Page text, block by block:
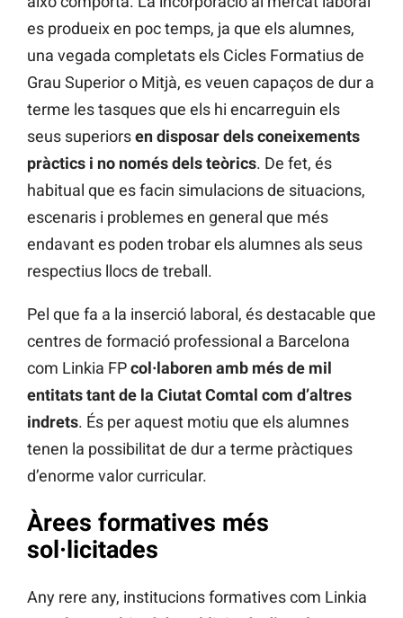
es produeix en poc temps, ja que els alumnes,
una vegada completats els Cicles Formatius de
Grau Superior o Mitjà, es veuen capaços de dur a
terme les tasques que els hi encarreguin els
seus superiorsen disposar dels coneixements
pràctics i no només dels teòrics. De fet, és
habitual que es facin simulacions de situacions,
escenaris i problemes en general que més
endavant es poden trobar els alumnes als seus
respectius llocs de treball.
Pel que fa a la inserció laboral, és destacable que
centres de formació professional a Barcelona
com Linkia FPcol·laboren amb més de mil
entitats tant de la Ciutat Comtal com d’altres
indrets. És per aquest motiu que els alumnes
tenen la possibilitat de dur a terme pràctiques
d’enorme valor curricular.
Àrees formatives més
sol·licitades
Any rere any, institucions formatives com Linkia